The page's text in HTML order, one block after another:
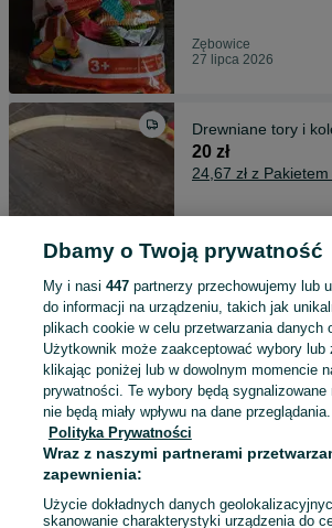
Zębowice
27 lipca 2026
Drewniane tory i
20 zł
24,67 zł z
25 lipca 2026
Panele ścienne 60
70 zł
Zębowice
Piesek interaktywny
30 zł
Dbamy o Twoją prywatność
My i nasi 447partnerzy przechowujemy lub
do informacji na urządzeniu, takich jak
plikach cookie w celu przetwarzania danych
Użytkownik może zaakceptować wybory lub
klikając poniżej lub w dowolnym momencie
prywatności. Te wybory będą
nie będą miały wpływu na dane przeglądania.
Polityka Prywatności
Wraz z naszymi partnerami
zapewnienia:
Użycie dokładnych danych
skanowanie charakterystyki urządzenia do